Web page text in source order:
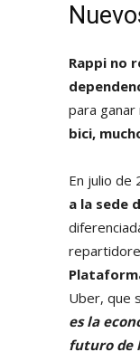
Rappi no
para ganar
bici,
En julio de
a la sede
Uber, que
es la
futuro de